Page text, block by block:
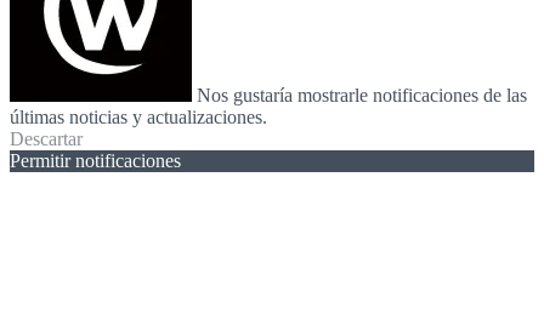
Nos gustaría mostrarle notificaciones de las
últimas noticias y actualizaciones.
Descartar
Permitir notificaciones